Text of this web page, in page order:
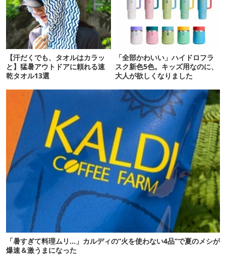
【汗だくでも、タオルはカラッ
と】猛暑アウトドアに頼れる速
乾タオル13選
「全部かわいい」ハイドロフラ
スク新色5色。キッズ用なのに、
大人が欲しくなりました
「暑すぎて料理ムリ…」カルディの“火を使わない4品”で夏のメシが
爆速＆激うまになった